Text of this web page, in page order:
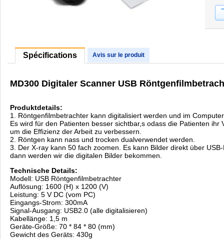
Spécifications Avis sur le produit
MD300 Digitaler Scanner USB
Produktdetails:
1. Röntgenfilmbetrachter kann digitalisiert werden und im
Es wird für den Patienten besser sichtbar,s odass die Patienten ihr
um die Effizienz der Arbeit zu verbessern.
2. Röntgen kann nass und trocken dualverwendet werden.
3. Der X-ray kann 50 fach zoomen. Es kann Bilder direkt über
dann werden wir die digitalen Bilder bekommen.
Technische Details:
Modell: USB Röntgenfilmbetrachter
Auflösung: 1600 (H) x 1200 (V)
Leistung: 5 V DC (vom PC)
Eingangs-Strom: 300mA
Signal-Ausgang: USB2.0 (alle digitalisieren)
Kabellänge: 1,5 m
Geräte-Größe: 70 * 84 * 80 (mm)
Gewicht des Geräts: 430g